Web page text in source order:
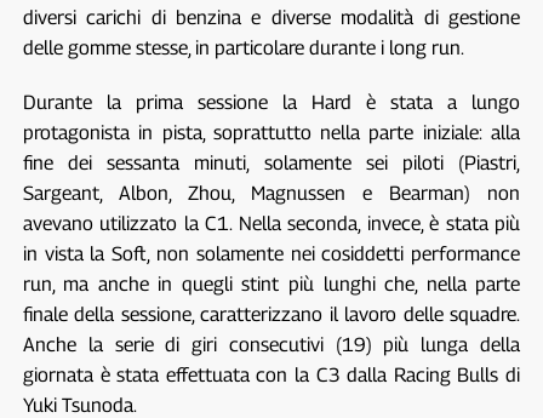
diversi carichi di benzina e diverse modalità di gestione
delle gomme stesse, in particolare durante i long run.
Durante la prima sessione la Hard è stata a lungo
protagonista in pista, soprattutto nella parte iniziale: alla
fine dei sessanta minuti, solamente sei piloti (Piastri,
Sargeant, Albon, Zhou, Magnussen e Bearman) non
avevano utilizzato la C1. Nella seconda, invece, è stata più
in vista la Soft, non solamente nei cosiddetti performance
run, ma anche in quegli stint più lunghi che, nella parte
finale della sessione, caratterizzano il lavoro delle squadre.
Anche la serie di giri consecutivi (19) più lunga della
giornata è stata effettuata con la C3 dalla Racing Bulls di
Yuki Tsunoda.